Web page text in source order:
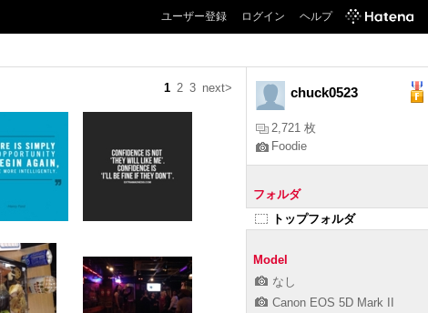
ユーザー登録 ログイン ヘルプ
1 2 3 next> chuck0523
2,721 枚
Foodie
フォルダ
トップフォルダ
Model
なし
Canon EOS 5D Mark II